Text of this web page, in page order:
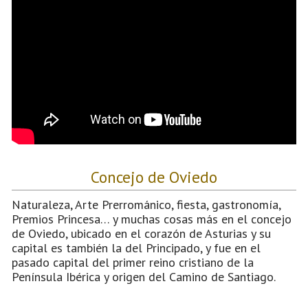
Concejo de Oviedo
Naturaleza, Arte Prerrománico, fiesta, gastronomía,
Premios Princesa… y muchas cosas más en el concejo
de Oviedo, ubicado en el corazón de Asturias y su
capital es también la del Principado, y fue en el
pasado capital del primer reino cristiano de la
Península Ibérica y origen del Camino de Santiago.